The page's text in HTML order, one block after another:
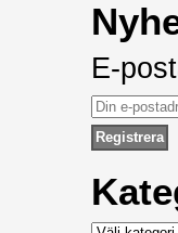
E-
Kategorier